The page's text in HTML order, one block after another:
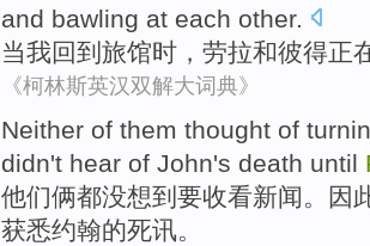
and bawling at each other.
当我回到旅馆时， 劳拉和彼得正
《柯林斯英汉双解大词典》
Neither of them thought of
didn't hear of John's death until
他们俩都没想到 要收看新闻。
因
获悉约翰的死讯。